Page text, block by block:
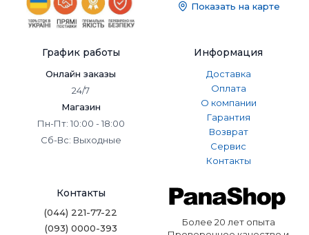
✔️ Доставку по всей Украине.
Цифровые видеокамеры Panasonic – это сочетание
инновационных технологий, высокого качества
изображения и удобства использования. Независимо от
того, снимаете ли вы домашние видео, блоги или
коммерческие проекты, Panasonic всегда обеспечит
профессиональный результат. Ознакомьтесь с каталогом
наPanashop.uaи выберите камеру, которая станет
вашим надёжным инструментом в мире видеосъёмки.
Профессиональные видеокамеры
Видеокамеры 4K Видеокамеры Full HD
Показать на карте
График работы
Онлайн заказы
24/7
Магазин
Пн-Пт: 10:00 - 18:00
Сб-Вс: Выходные
Информация
Доставка
Оплата
О компании
Гарантия
Возврат
Сервис
Контакты
Контакты
(044) 221-77-22
(093) 0000-393
Более 20 лет опыта